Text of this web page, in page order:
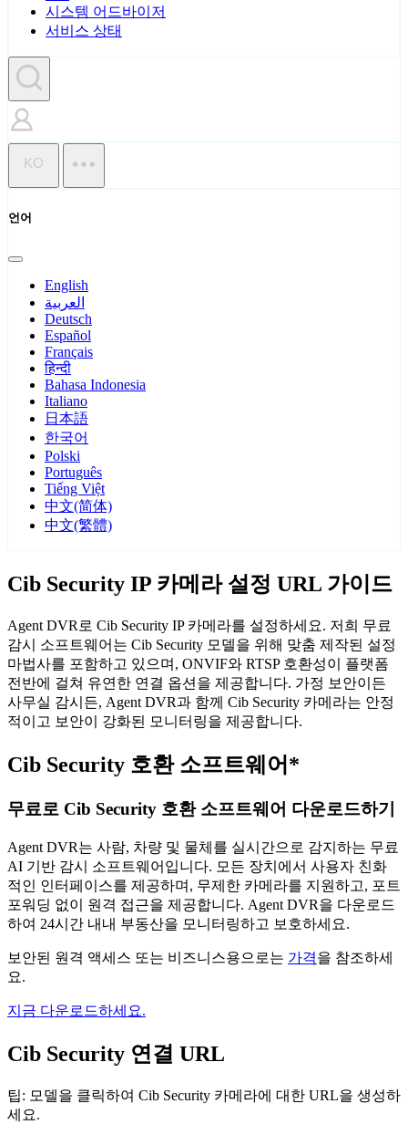
시스템 어드바이저
서비스 상태
KO
언어
English
العربية
Deutsch
Español
Français
हिन्दी
Bahasa Indonesia
Italiano
日本語
한국어
Polski
Português
Tiếng Việt
中文(简体)
中文(繁體)
Cib Security IP 카메라 설정 URL 가이드
Agent DVR로 Cib Security IP 카메라를 설정하세요. 저희 무료
감시 소프트웨어는 Cib Security 모델을 위해 맞춤 제작된 설정
마법사를 포함하고 있으며, ONVIF와 RTSP 호환성이 플랫폼
전반에 걸쳐 유연한 연결 옵션을 제공합니다. 가정 보안이든
사무실 감시든, Agent DVR과 함께 Cib Security 카메라는 안정
적이고 보안이 강화된 모니터링을 제공합니다.
Cib Security 호환 소프트웨어*
무료로 Cib Security 호환 소프트웨어 다운로드하기
Agent DVR는 사람, 차량 및 물체를 실시간으로 감지하는 무료
AI 기반 감시 소프트웨어입니다. 모든 장치에서 사용자 친화
적인 인터페이스를 제공하며, 무제한 카메라를 지원하고, 포트
포워딩 없이 원격 접근을 제공합니다. Agent DVR을 다운로드
하여 24시간 내내 부동산을 모니터링하고 보호하세요.
보안된 원격 액세스 또는 비즈니스용으로는 가격을 참조하세
요.
지금 다운로드하세요.
Cib Security 연결 URL
팁: 모델을 클릭하여 Cib Security 카메라에 대한 URL을 생성하
세요.